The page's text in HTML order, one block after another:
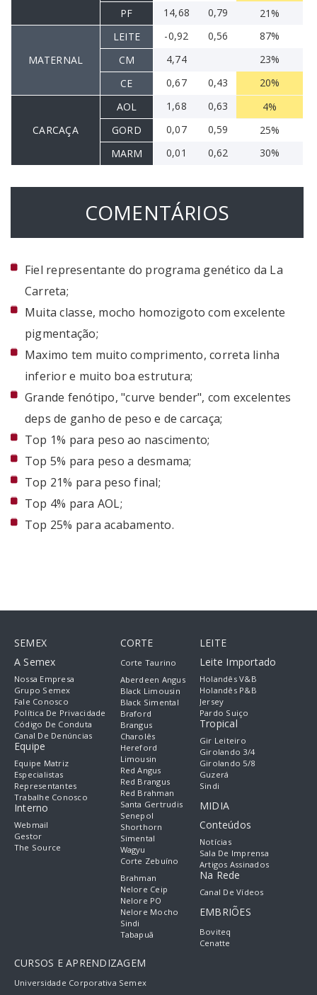
PF
14,68 0,79 21%
MATERNAL
LEITE -0,92 0,56
87%
CM
4,74
23%
CE
0,67 0,43 20%
CARCAÇA
AOL 1,68 0,63
4%
GORD
0,07 0,59
25%
MARM
0,01 0,62 30%
COMENTÁRIOS
Fiel representante do programa genético da La
Carreta;
Muita classe, mocho homozigoto com excelente
pigmentação;
Maximo tem muito comprimento, correta linha
inferior e muito boa estrutura;
Grande fenótipo, "curve bender", com excelentes
deps de ganho de peso e de carcaça;
Top 1% para peso ao nascimento;
Top 5% para peso a desmama;
Top 21% para peso final;
Top 4% para AOL;
Top 25% para acabamento.
SEMEX
A Semex
Nossa Empresa
Grupo Semex
Fale Conosco
Política De Privacidade
Código De Conduta
Canal De Denúncias
Equipe
Equipe Matriz
Especialistas
Representantes
Trabalhe Conosco
Interno
Webmail
Gestor
The Source
CORTE
Corte Taurino
Aberdeen Angus
Black Limousin
Black Simental
Braford
Brangus
Charolês
Hereford
Limousin
Red Angus
Red Brangus
Red Brahman
Santa Gertrudis
Senepol
Shorthorn
Simental
Wagyu
Corte Zebuíno
Brahman
Nelore Ceip
Nelore PO
Nelore Mocho
Sindi
Tabapuã
LEITE
Leite Importado
Holandês V&B
Holandês P&B
Jersey
Pardo Suiço
Tropical
Gir Leiteiro
Girolando 3/4
Girolando 5/8
Guzerá
Sindi
MIDIA
Conteúdos
Notícias
Sala De Imprensa
Artigos Assinados
Na Rede
Canal De Vídeos
EMBRIÕES
Boviteq
Cenatte
CURSOS E APRENDIZAGEM
Universidade Corporativa Semex